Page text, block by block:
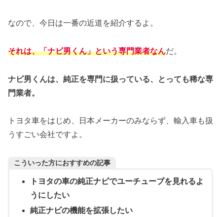
なので、今日は一番の近道を紹介するよ。
それは、「ナビ男くん」という専門業者なんだ。
ナビ男くんは、純正を専門に扱っている、とっても稀な専
門業者。
トヨタ車をはじめ、日本メーカーのみならず、輸入車も扱
うすごい会社ですよ。
こういった方におすすめの記事
トヨタの車の純正ナビでユーチューブを見れるよ
うにしたい
純正ナビの機能を拡張したい